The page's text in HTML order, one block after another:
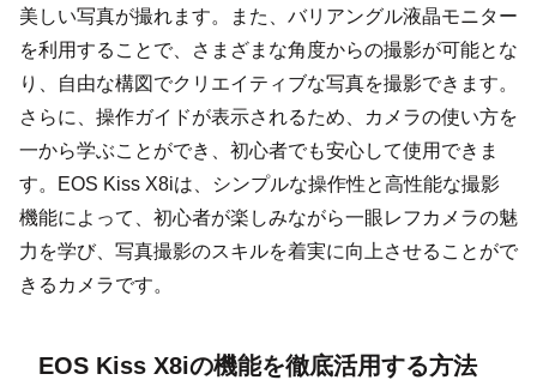
美しい写真が撮れます。また、バリアングル液晶モニター
を利用することで、さまざまな角度からの撮影が可能とな
り、自由な構図でクリエイティブな写真を撮影できます。
さらに、操作ガイドが表示されるため、カメラの使い方を
一から学ぶことができ、初心者でも安心して使用できま
す。EOS Kiss X8iは、シンプルな操作性と高性能な撮影
機能によって、初心者が楽しみながら一眼レフカメラの魅
力を学び、写真撮影のスキルを着実に向上させることがで
きるカメラです。
EOS Kiss X8iの機能を徹底活用する方法